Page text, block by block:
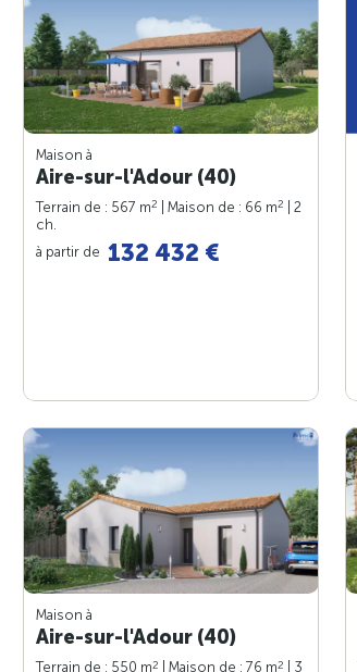
Maison à
Aire-sur-l'Adour (40)
Terrain de : 567 m2 | Maison de : 66 m2
| 2
ch.
à partir de 132 432 €
Maison à
Aire-sur-l'Adour (40)
Terrain de : 550 m2 | Maison de : 76 m2
| 3